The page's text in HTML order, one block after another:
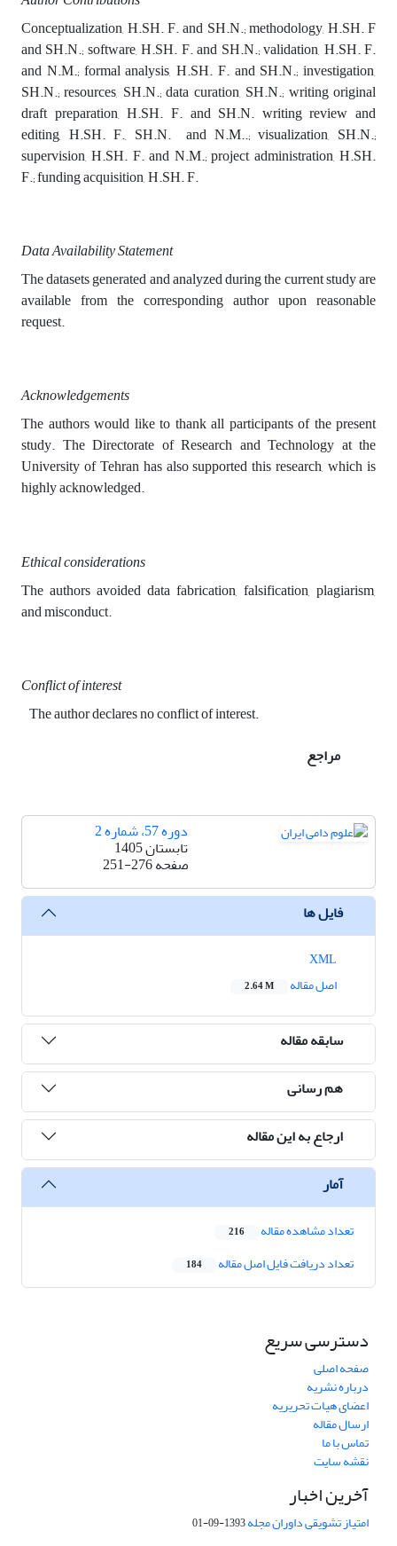
Conceptualization, H.SH. F. and SH.N.; methodology, H.SH. F
and SH.N.; software, H.SH. F. and SH.N.; validation, H.SH. F.
and N.M.; formal analysis, H.SH. F. and SH.N.; investigation,
SH.N.; resources, SH.N.; data curation, SH.N.; writing original
draft preparation, H.SH. F. and SH.N. writing review and
editing, H.SH. F., SH.N. and N.M..; visualization, SH.N.;
supervision, H.SH. F. and N.M.; project administration, H.SH.
F.; funding acquisition, H.SH. F.
Data Availability Statement
The datasets generated and analyzed during the current study are
available from the corresponding author upon reasonable
request.
Acknowledgements
The authors would like to thank all participants of the present
study. The Directorate of Research and Technology at the
University of Tehran has also supported this research, which is
highly acknowledged.
Ethical considerations
The authors avoided data fabrication, falsification, plagiarism,
and misconduct.
Conflict of interest
The author declares no conflict of interest.
مراجع
دوره 57، شماره 2
تابستان 1405
صفحه251-276
فایل ها
اصل مقاله
2.64 M
سابقه مقاله
هم رسانی
ارجاع به این مقاله
آمار
تعداد مشاهده مقاله 216
تعداد دریافت فایل اصل مقاله 184
دسترسی سریع
صفحه اصلی
درباره نشریه
اعضای هیات تحریریه
ارسال مقاله
تماس با ما
نقشه سایت
آخرین اخبار
امتیاز تشویقی داوران مجله1393-09-01